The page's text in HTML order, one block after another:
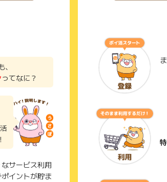
ってなに？
サービス利用
イントが貯ま